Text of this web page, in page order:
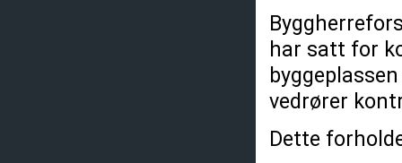
har satt for
vedrører
Dette